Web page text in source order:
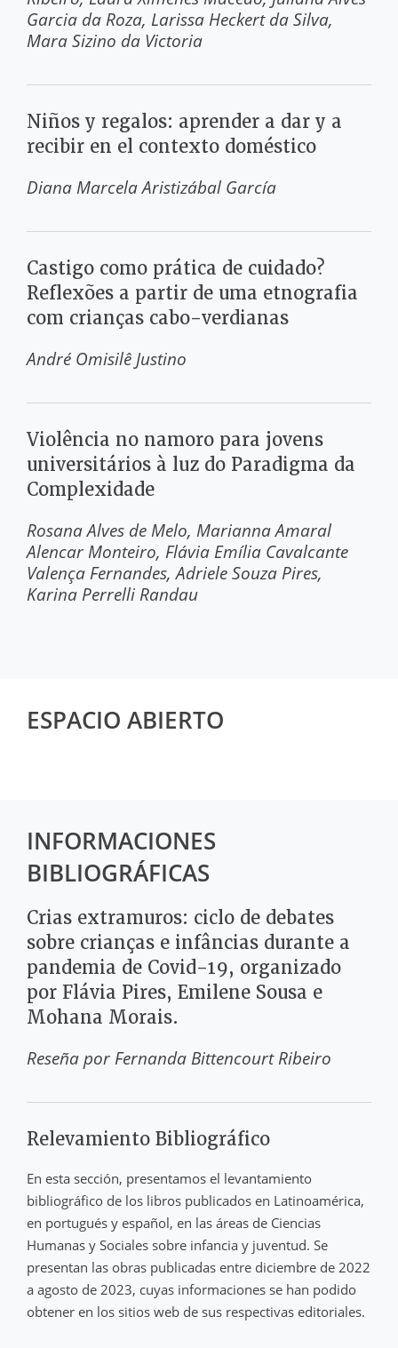
Garcia da Roza Larissa Heckert da Silva
Mara Sizino da Victoria
Niños y regalos: aprender a dar y a
recibir en el contexto doméstico
Diana Marcela Aristizábal García
Castigo como prática de cuidado?
Reflexões a partir de uma etnografia
com crianças cabo-verdianas
André Omisilê Justino
Violência no namoro para jovens
universitários à luz do Paradigma da
Complexidade
Rosana Alves de Melo Marianna Amaral
Alencar Monteiro Flávia Emília Cavalcante
Valença Fernandes Adriele Souza Pires
Karina Perrelli Randau
ESPACIO ABIERTO
INFORMACIONES
BIBLIOGRÁFICAS
Crias extramuros: ciclo de debates
sobre crianças e infâncias durante a
pandemia de Covid-19, organizado
por Flávia Pires, Emilene Sousa e
Mohana Morais.
Reseña por Fernanda Bittencourt Ribeiro
Relevamiento Bibliográfico
En esta sección, presentamos el levantamiento
bibliográfico de los libros publicados en Latinoamérica,
en portugués y español, en las áreas de Ciencias
Humanas y Sociales sobre infancia y juventud. Se
presentan las obras publicadas entre diciembre de 2022
a agosto de 2023, cuyas informaciones se han podido
obtener en los sitios web de sus respectivas editoriales.